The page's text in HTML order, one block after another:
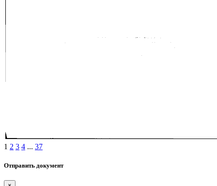
1 2 3 4 ... 37
Отправить документ